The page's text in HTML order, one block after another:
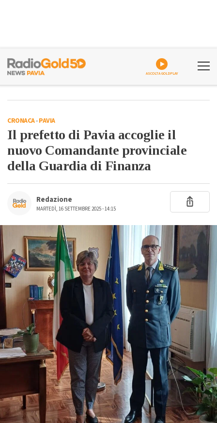
ASCOLTA GOLDPLAY
CRONACA-PAVIA
Il prefetto di Pavia accoglie il
nuovo Comandante provinciale
della Guardia di Finanza
Redazione
MARTEDÌ, 16 SETTEMBRE 2025 - 14:15